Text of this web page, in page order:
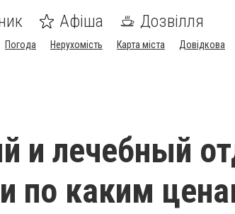
Афіша Дозвілля
Погода Нерухомість Карта міста Довідкова
и лечебный
по каким